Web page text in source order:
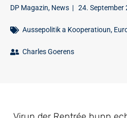
DP Magazin, News | 24. September
Aussepolitik a Kooperatioun,
Charles Goerens